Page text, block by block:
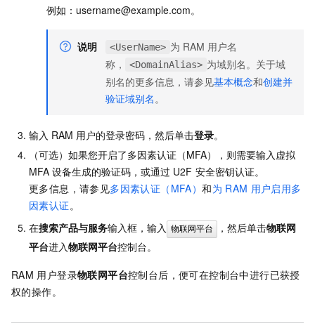
例如：username@example.com。
说明 <UserName> 为 RAM 用户名
称，
<DomainAlias> 为域别名。关于域
别名的更多信息，请参见基本概念和创建并
验证域别名 。
输入 RAM 用户的登录密码，然后单击登录。
（可选）如果您开启了多因素认证（MFA），则需要输入虚拟
MFA 设备生成的验证码，或通过 U2F 安全密钥认证。
更多信息，请参见多因素认证（MFA）和为 RAM 用户启用多
因素认证 。
在搜索产品与服务输入框，输入 物联网平台 ，然后单击物联网
平台进入物联网平台控制台。
RAM 用户登录物联网平台控制台后，便可在控制台中进行已获授
权的操作。